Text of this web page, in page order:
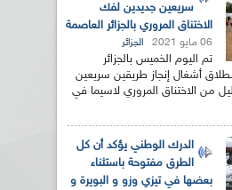
سريعين جديدين لفك
الاختناق المروري بالجزائر العاصمة
06 مايو 2021 الجزائر
تم اليوم الخميس بالجزائر
أشغال إنجاز طريقين سريعين
من الاختناق المروري لاسيما في
الدرك الوطني يؤكد أن كل
الطرق مفتوحة باستثناء
بعضها في تيزي وزو و البويرة و